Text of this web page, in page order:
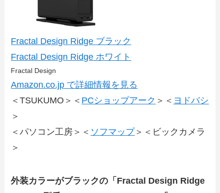
Fractal Design Ridge ブラック
Fractal Design Ridge ホワイト
Fractal Design
Amazon.co.jp で詳細情報を見る
＜TSUKUMO＞＜ PCショップアーク ＞＜ ヨドバシ
＞
＜パソコン工房＞＜ ソフマップ＞＜ビックカメラ
＞
外装カラーがブラックの「Fractal Design Ridge